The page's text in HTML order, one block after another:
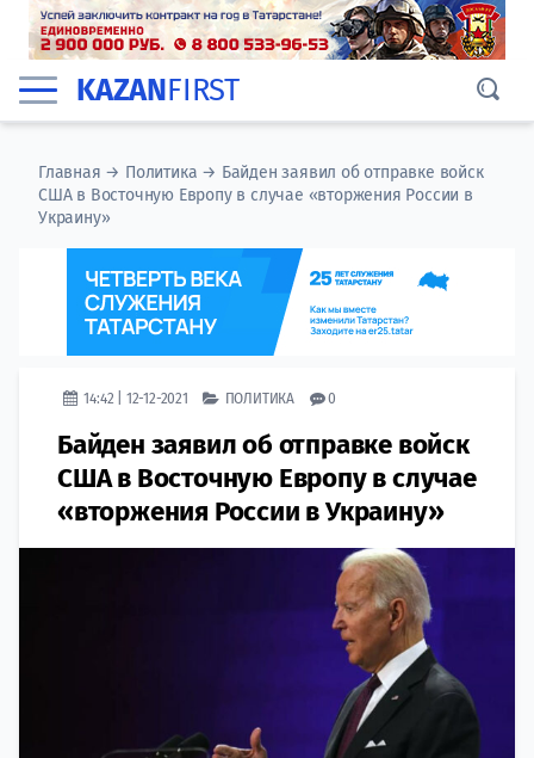
KAZANFIRST
Главная → Политика → Байден заявил об отправке войск
США в Восточную Европу в случае «вторжения России в
Украину»
14:42 | 12-12-2021 ПОЛИТИКА 0
Байден заявил об отправке войск
США в Восточную Европу в случае
«вторжения России в Украину»